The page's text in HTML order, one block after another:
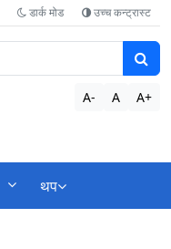
डार्क मोड उच्च कन्ट्रास्ट
A- A A+
थप